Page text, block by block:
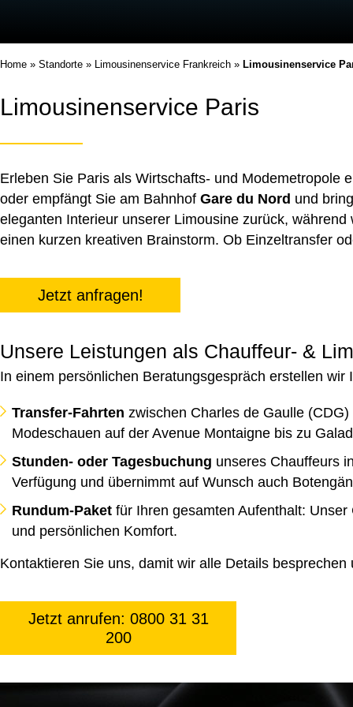
Home » Standorte » Limousinenservice Frankreich » Limousinenservice
Limousinenservice Paris
Erleben Sie Paris als Wirtschafts- und
oder empfängt Sie am Bahnhof Gare du Nord und
eleganten Interieur unserer Limousine zurück,
einen kurzen kreativen Brainstorm. Ob Einzeltransfer
Jetzt anfragen!
Unsere Leistungen als Chauffeur- &
In einem persönlichen Beratungsgespräch erstellen
Transfer-Fahrten zwischen Charles de Gaulle
Modeschauen auf der Avenue Montaigne bis zu
Stunden- oder Tagesbuchung unseres Chauffeurs
Verfügung und übernimmt auf Wunsch auch
Rundum-Paket für Ihren gesamten Aufenthalt:
und persönlichen Komfort.
Kontaktieren Sie uns, damit wir alle Details
Jetzt anrufen: 0800 31 31
200